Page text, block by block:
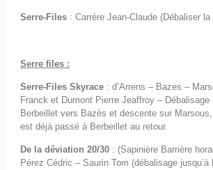
Serre-Files: Carrère Jean-Claude (Débaliser la
Serre files :
Serre-Files Skyrace: d’Arrens – Bazes –
Franck et Dumont Pierre Jeaffroy –
Berbeillet vers Bazès et descente sur
est déjà passé à Berbeillet au retour.
De la déviation 20/30: (Sapinière Barrière
Pérez Cédric – Saurin Tom (débalisage